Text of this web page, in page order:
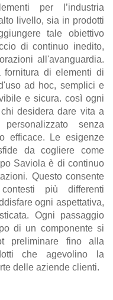
per l’industria
livello, sia in prodotti
tale obiettivo
di continuo inedito,
all'avanguardia.
di elementi di
ad hoc, semplici e
e sicura. così ogni
desidera dare vita a
senza
efficace. Le esigenze
da cogliere come
Saviola è di continuo
Questo consente
più differenti
ogni aspettativa,
Ogni passaggio
di un componente si
preliminare fino alla
che agevolino la
delle aziende clienti.